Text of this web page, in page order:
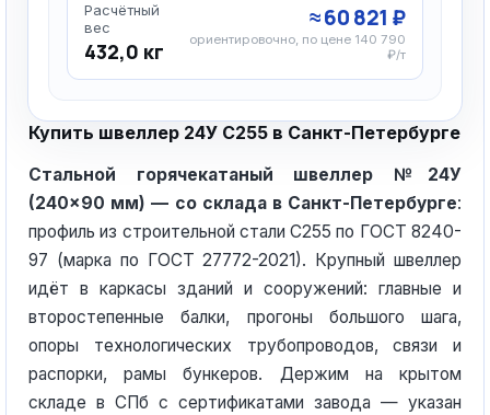
Расчётный
вес
432,0 кг
≈ 60 821 ₽
ориентировочно, по цене 140 790
₽/т
Купить швеллер 24У С255 в Санкт-Петербурге
Стальной горячекатаный швеллер №24У
(240×90 мм) — со склада в Санкт-Петербурге:
профиль из строительной стали С255 по ГОСТ 8240-
97 (марка по ГОСТ 27772-2021). Крупный швеллер
идёт в каркасы зданий и сооружений: главные и
второстепенные балки, прогоны большого шага,
опоры технологических трубопроводов, связи и
распорки, рамы бункеров. Держим на крытом
складе в СПб с сертификатами завода — указан